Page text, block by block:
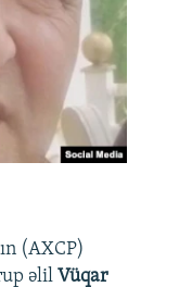
(AXCP)
əlil Vüqar